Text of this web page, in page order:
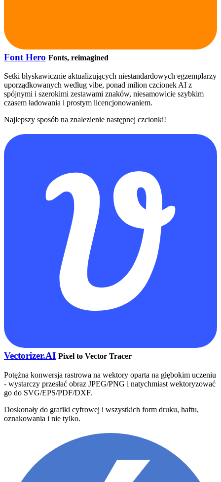
Font Hero Fonts, reimagined
Setki błyskawicznie aktualizujących niestandardowych egzemplarzy
uporządkowanych według vibe, ponad milion czcionek AI z
spójnymi i szerokimi zestawami znaków, niesamowicie szybkim
czasem ładowania i prostym licencjonowaniem.
Najlepszy sposób na znalezienie następnej czcionki!
Vectorizer.AI Pixel to Vector Tracer
Potężna konwersja rastrowa na wektory oparta na głębokim uczeniu
- wystarczy przesłać obraz JPEG/PNG i natychmiast wektoryzować
go do SVG/EPS/PDF/DXF.
Doskonały do grafiki cyfrowej i wszystkich form druku, haftu,
oznakowania i nie tylko.